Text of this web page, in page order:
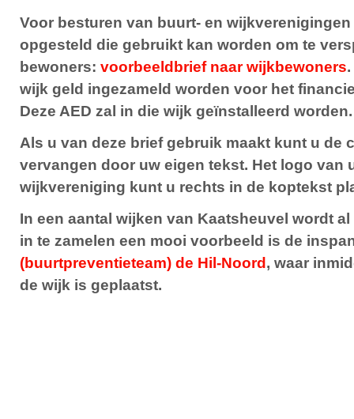
Voor besturen van buurt- en
opgesteld die gebruikt kan worden om te
bewoners: voorbeeldbrief naar wijkbewoners
wijk geld ingezameld worden voor het
Deze AED zal in die wijk geïnstalleerd worden.
Als u van deze brief gebruik maakt kunt u de
vervangen door uw eigen tekst. Het logo van
wijkvereniging kunt u rechts in de koptekst
In een aantal wijken van Kaatsheuvel wordt
in te zamelen een mooi voorbeeld is de
(buurtpreventieteam) de Hil-Noord , waar
de wijk is geplaatst.